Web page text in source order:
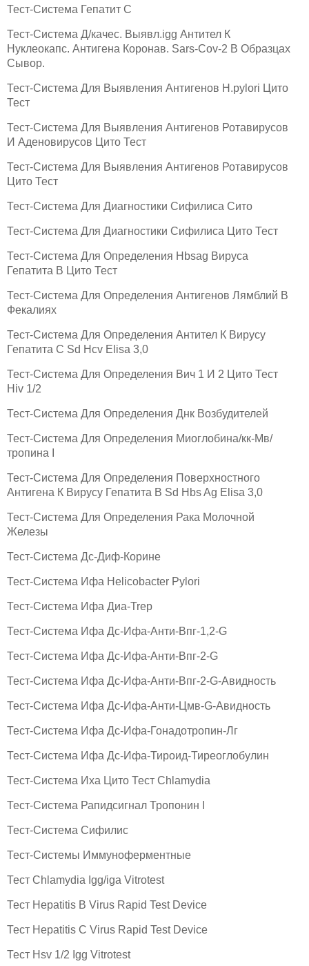
Тест-Система Гепатит С
Тест-Система Д/качес. Выявл.igg Антител К
Нуклеокапс. Антигена Коронав. Sars-Cov-2 В Образцах
Сывор.
Тест-Система Для Выявления Антигенов H.pylori Цито
Тест
Тест-Система Для Выявления Антигенов Ротавирусов
И Аденовирусов Цито Тест
Тест-Система Для Выявления Антигенов Ротавирусов
Цито Тест
Тест-Система Для Диагностики Сифилиса Сито
Тест-Система Для Диагностики Сифилиса Цито Тест
Тест-Система Для Определения Hbsag Вируса
Гепатита В Цито Тест
Тест-Система Для Определения Антигенов Лямблий В
Фекалиях
Тест-Система Для Определения Антител К Вирусу
Гепатита C Sd Hcv Elisa 3,0
Тест-Система Для Определения Вич 1 И 2 Цито Тест
Hiv 1/2
Тест-Система Для Определения Днк Возбудителей
Тест-Система Для Определения Миоглобина/кк-Мв/
тропина I
Тест-Система Для Определения Поверхностного
Антигена К Вирусу Гепатита B Sd Hbs Ag Elisa 3,0
Тест-Система Для Определения Рака Молочной
Железы
Тест-Система Дс-Диф-Корине
Тест-Система Ифа Helicobacter Pylori
Тест-Система Ифа Диа-Trep
Тест-Система Ифа Дс-Ифа-Анти-Впг-1,2-G
Тест-Система Ифа Дс-Ифа-Анти-Впг-2-G
Тест-Система Ифа Дс-Ифа-Анти-Впг-2-G-Авидность
Тест-Система Ифа Дс-Ифа-Анти-Цмв-G-Авидность
Тест-Система Ифа Дс-Ифа-Гонадотропин-Лг
Тест-Система Ифа Дс-Ифа-Тироид-Тиреоглобулин
Тест-Система Иха Цито Тест Chlamydia
Тест-Система Рапидсигнал Тропонин I
Тест-Система Сифилис
Тест-Системы Иммуноферментные
Тест Chlamydia Igg/iga Vitrotest
Тест Hepatitis B Virus Rapid Test Device
Тест Hepatitis C Virus Rapid Test Device
Тест Hsv 1/2 Igg Vitrotest